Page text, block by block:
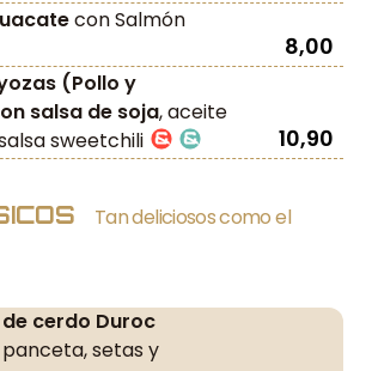
con Salmón
8,00
(Pollo y
salsa de soja, aceite
sweetchili
10,90
Tan deliciosos como el
cerdo Duroc
setas y